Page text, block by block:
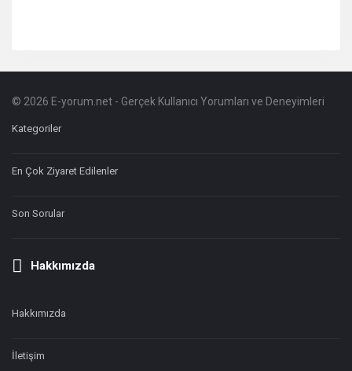
Footer
Hakkında
© 2026 E-yorum.net - Gerçek Kullanıcı Yorumları ve Deneyimleri
Kategoriler
En Çok Ziyaret Edilenler
Son Sorular
Hakkımızda
Hakkımızda
İletişim